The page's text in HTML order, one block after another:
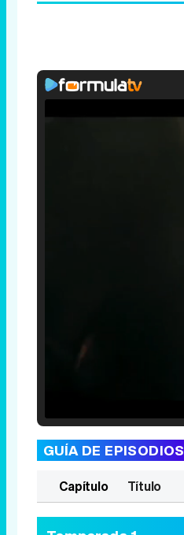
GUÍA DE EPISODIOS
Capítulo Título